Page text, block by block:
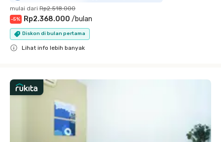
mulai dari Rp2.518.000
-5% Rp2.368.000 /bulan
Diskon di bulan pertama
Lihat info lebih banyak